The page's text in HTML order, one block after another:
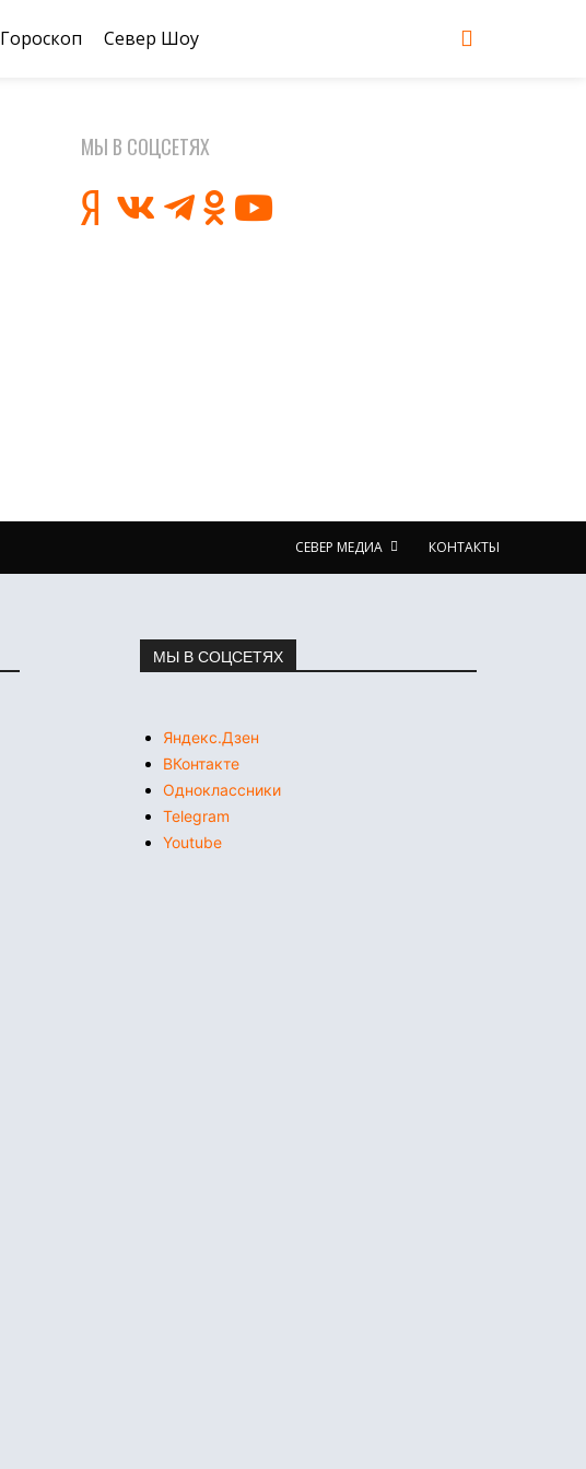
Гороскоп Север Шоу
МЫ В СОЦСЕТЯХ
СЕВЕР МЕДИА КОНТАКТЫ
МЫ В СОЦСЕТЯХ
Яндекс.Дзен
ВКонтакте
Одноклассники
Telegram
Youtube